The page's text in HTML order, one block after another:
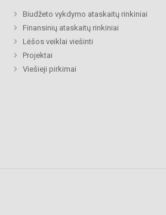
Biudžeto vykdymo ataskaitų rinkiniai
Finansinių ataskaitų rinkiniai
Lėšos veiklai viešinti
Projektai
Viešieji pirkimai